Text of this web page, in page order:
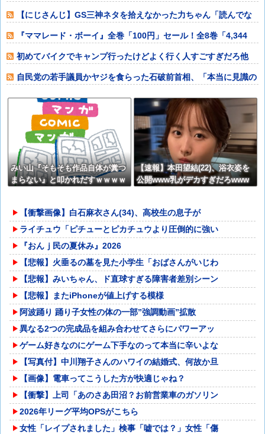
が全て判明ｗｗ
【にじさんじ】GS三神ネタを拾えなかった力ちゃん「読んでな
い俺が悪い……
『ママレード・ボーイ』全巻「100円」セール！全8巻「4,344
円」→「
初めてバイクでキャンプ行ったけどよく行く人すごすぎだろ他
自民党の若手議員かヤジを食らった石破前首相、「本当に見識の
みい山『そもそも作品自体が糞つ
まらない』と叩かれだすｗｗｗｗ
【速報】本田望結(22)、浴衣姿を
公開www乳がデカすぎだろwww
【衝撃画像】白石麻衣さん(34)、高校生の息子が
ライチュウ「ピチューとピカチュウより圧倒的に強い
『おんｊ民の夏休み』2026
【悲報】火垂るの墓を見た小学生「おばさんがいじわ
【悲報】みいちゃん、ド直球すぎる障害者差別シーン
【悲報】またiPhoneが値上げする模様
阿波踊り 踊り子女性の体の一部”強調動画”拡散
異なる2つの完成品を組み合わせてさらにパワーアッ
ゲーム好きなのにゲーム下手なのって本当に辛いよな
【写真付】中川翔子さんのハワイの結婚式、何故か旦
【画像】電車ってこうした方が快適じゃね？
【衝撃】上司「あのさあ田沼？お前営業車のガソリン
2026年リーグ平均OPSがこちら
女性「レイプされました」検事「嘘では？」女性「傷